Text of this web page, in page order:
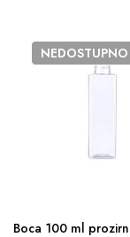
NEDOSTUPNO
Boca 100 ml